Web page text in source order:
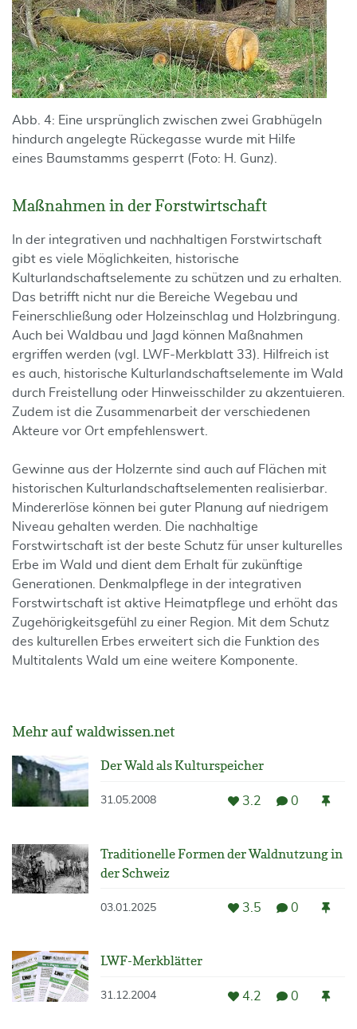
Abb. 4: Eine ursprünglich zwischen zwei Grabhügeln
hindurch angelegte Rückegasse wurde mit Hilfe
eines Baumstamms gesperrt (Foto: H. Gunz).
Maßnahmen in der Forstwirtschaft
In der integrativen und nachhaltigen Forstwirtschaft
gibt es viele Möglichkeiten, historische
Kulturlandschaftselemente zu schützen und zu erhalten.
Das betrifft nicht nur die Bereiche Wegebau und
Feinerschließung oder Holzeinschlag und Holzbringung.
Auch bei Waldbau und Jagd können Maßnahmen
ergriffen werden (vgl. LWF-Merkblatt 33). Hilfreich ist
es auch, historische Kulturlandschaftselemente im Wald
durch Freistellung oder Hinweisschilder zu akzentuieren.
Zudem ist die Zusammenarbeit der verschiedenen
Akteure vor Ort empfehlenswert.
Gewinne aus der Holzernte sind auch auf Flächen mit
historischen Kulturlandschaftselementen realisierbar.
Mindererlöse können bei guter Planung auf niedrigem
Niveau gehalten werden. Die nachhaltige
Forstwirtschaft ist der beste Schutz für unser kulturelles
Erbe im Wald und dient dem Erhalt für zukünftige
Generationen. Denkmalpflege in der integrativen
Forstwirtschaft ist aktive Heimatpflege und erhöht das
Zugehörigkeitsgefühl zu einer Region. Mit dem Schutz
des kulturellen Erbes erweitert sich die Funktion des
Multitalents Wald um eine weitere Komponente.
Mehr auf waldwissen.net
Der Wald als Kulturspeicher
31.05.2008 3.2 0
Traditionelle Formen der Waldnutzung in
der Schweiz
03.01.2025 3.5 0
LWF-Merkblätter
31.12.2004 4.2 0